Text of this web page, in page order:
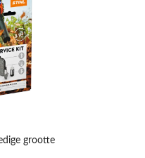
grootte